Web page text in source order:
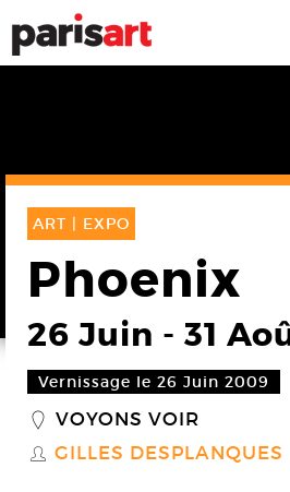
ART | EXPO
Phoenix
26 Juin - 31
Vernissage le 26 Juin 2009
_ VOYONS VOIR
S GILLES DESPLANQUES